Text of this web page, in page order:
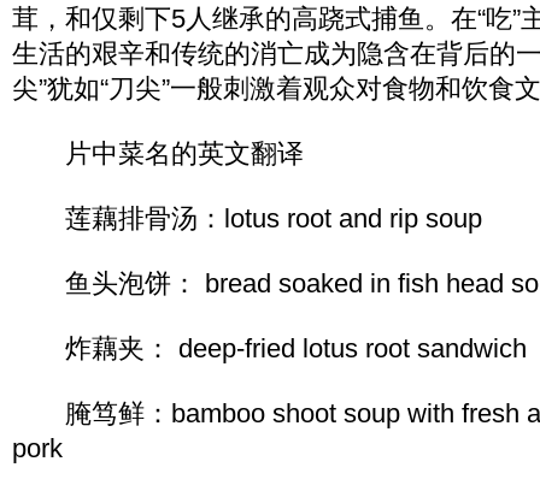
茸，和仅剩下5人继承的高跷式捕鱼。在“吃”
生活的艰辛和传统的消亡成为隐含在背后的
尖”犹如“刀尖”一般刺激着观众对食物和饮食
片中菜名的英文翻译
莲藕排骨汤：lotus root and rip soup
鱼头泡饼： bread soaked in fish head
炸藕夹： deep-fried lotus root sandwich
腌笃鲜：bamboo shoot soup with fresh
pork